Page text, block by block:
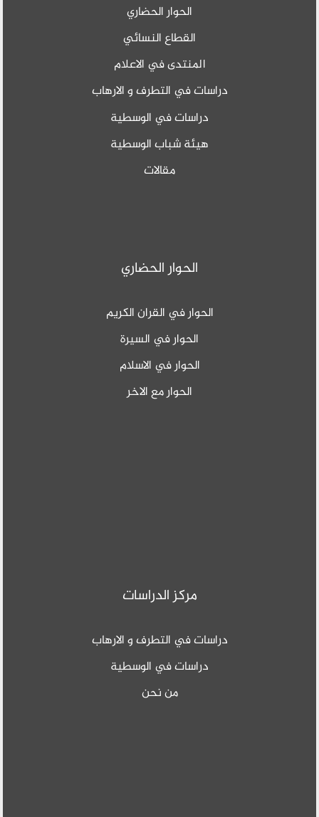
الحوار الحضاري
القطاع النسائي
المنتدى في الاعلام
دراسات في التطرف و الارهاب
دراسات في الوسطية
هيئة شباب الوسطية
مقالات
الحوار الحضاري
الحوار في القران الكريم
الحوار في السيرة
الحوار في الاسلام
الحوار مع الاخر
مركز الدراسات
دراسات في التطرف و الارهاب
دراسات في الوسطية
من نحن